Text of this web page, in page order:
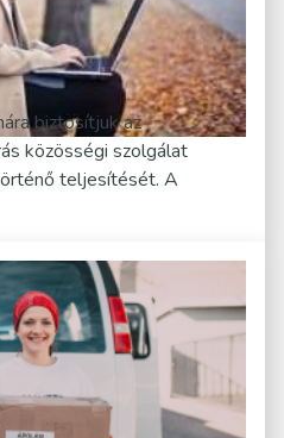
biztosítjuk az
közösségi szolgálat
teljesítését. A